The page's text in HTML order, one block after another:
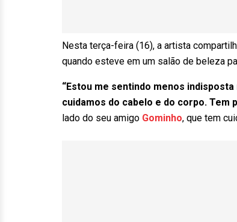
Nesta terça-feira (16), a artista
quando esteve em um salão de beleza
“Estou me sentindo menos
cuidamos do cabelo e do corpo. Tem
lado do seu amigo Gominho, que tem